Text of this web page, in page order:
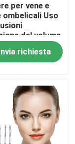
per vene e
ombelicali Uso
del volume
della
venosa
Prelievo di
di sangue
richiesta